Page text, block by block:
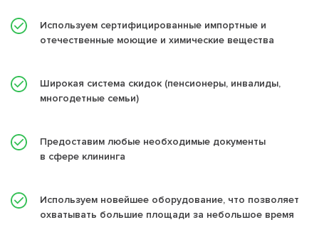
Используем сертифицированные импортные и
отечественные моющие и химические вещества
Широкая система скидок (пенсионеры, инвалиды,
многодетные семьи)
Предоставим любые необходимые документы
в сфере клининга
Используем новейшее оборудование, что позволяет
охватывать большие площади за небольшое время